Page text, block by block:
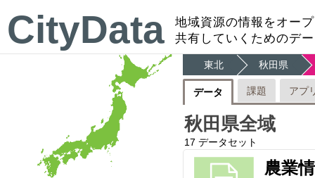
CityData
地域資源の情報をオー
共有していくためのデ
東北 秋田県
データ 課題 アプ
秋田県全域
17 データセット
農業